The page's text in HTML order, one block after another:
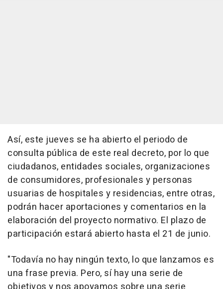
Así, este jueves se ha abierto el periodo de
consulta pública de este real decreto, por lo que
ciudadanos, entidades sociales, organizaciones
de consumidores, profesionales y personas
usuarias de hospitales y residencias, entre otras,
podrán hacer aportaciones y comentarios en la
elaboración del proyecto normativo. El plazo de
participación estará abierto hasta el 21 de junio.
"Todavía no hay ningún texto, lo que lanzamos es
una frase previa. Pero, sí hay una serie de